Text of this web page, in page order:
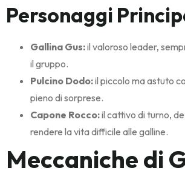
Personaggi
Gallina Gus:il valoroso leader,
il gruppo.
Pulcino Dodo:il piccolo ma astuto
pieno di sorprese.
Capone Rocco:il cattivo di turno,
rendere la vita difficile alle galline.
Meccaniche di